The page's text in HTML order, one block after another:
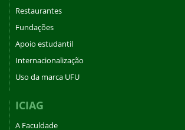
Restaurantes
Fundações
Apoio estudantil
Internacionalização
Uso da marca UFU
ICIAG
A Faculdade